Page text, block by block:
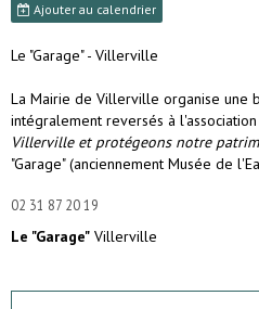
Ajouter au calendrier
Le "Garage" - Villerville
La Mairie de Villerville organise une
intégralement reversés à l'association
Villerville et protégeons notre
"Garage" (anciennement Musée de
02 31 87 20 19
Le "Garage" Villerville